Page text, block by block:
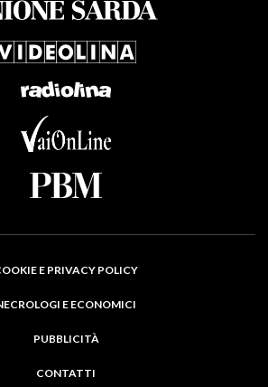
E PRIVACY POLICY
E ECONOMICI
PUBBLICITÀ
CONTATTI